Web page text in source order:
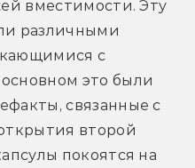
вместимости. Эту
различными
с
это были
связанные с
второй
покоятся на